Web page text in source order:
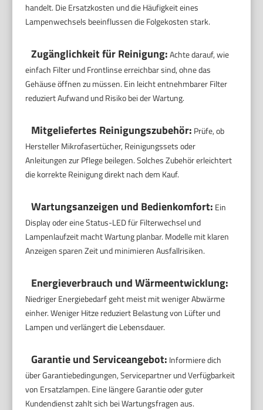
handelt. Die Ersatzkosten und die Häufigkeit eines
Lampenwechsels beeinflussen die Folgekosten stark.
Zugänglichkeit für Reinigung:Achte darauf, wie
einfach Filter und Frontlinse erreichbar sind, ohne das
Gehäuse öffnen zu müssen. Ein leicht entnehmbarer Filter
reduziert Aufwand und Risiko bei der Wartung.
Mitgeliefertes Reinigungszubehör: Prüfe, ob
Hersteller Mikrofasertücher, Reinigungssets oder
Anleitungen zur Pflege beilegen. Solches Zubehör erleichtert
die korrekte Reinigung direkt nach dem Kauf.
Wartungsanzeigen und Bedienkomfort: Ein
Display oder eine Status-LED für Filterwechsel und
Lampenlaufzeit macht Wartung planbar. Modelle mit klaren
Anzeigen sparen Zeit und minimieren Ausfallrisiken.
Energieverbrauch und Wärmeentwicklung:
Niedriger Energiebedarf geht meist mit weniger Abwärme
einher. Weniger Hitze reduziert Belastung von Lüfter und
Lampen und verlängert die Lebensdauer.
Garantie und Serviceangebot: Informiere dich
über Garantiebedingungen, Servicepartner und Verfügbarkeit
von Ersatzlampen. Eine längere Garantie oder guter
Kundendienst zahlt sich bei Wartungsfragen aus.